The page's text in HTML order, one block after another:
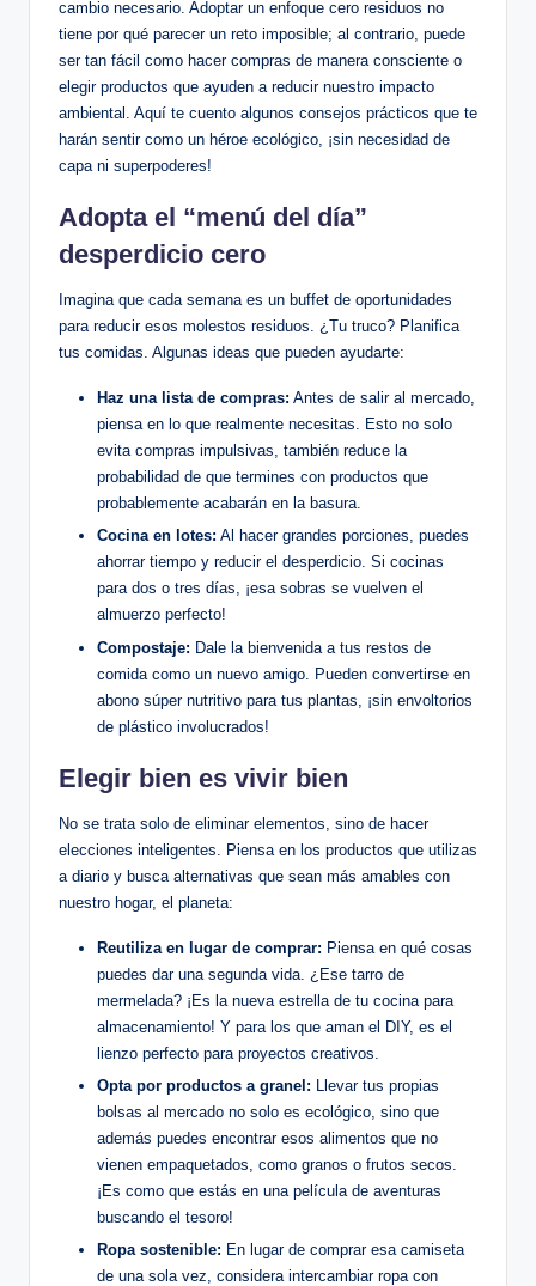
cambio necesario. Adoptar un enfoque cero residuos no
tiene por qué parecer un reto imposible; al contrario, puede
ser tan fácil como hacer compras de manera consciente o
elegir productos que ayuden a reducir nuestro impacto
ambiental. Aquí te cuento algunos consejos prácticos que te
harán sentir como un héroe ecológico, ¡sin necesidad de
capa ni superpoderes!
Adopta el “menú del día”
desperdicio cero
Imagina que cada semana es un buffet de oportunidades
para reducir esos molestos residuos. ¿Tu truco? Planifica
tus comidas. Algunas ideas que pueden ayudarte:
Haz una lista de compras: Antes de salir al mercado,
piensa en lo que realmente necesitas. Esto no solo
evita compras impulsivas, también reduce la
probabilidad de que termines con productos que
probablemente acabarán en la basura.
Cocina en lotes: Al hacer grandes porciones, puedes
ahorrar tiempo y reducir el desperdicio. Si cocinas
para dos o tres días, ¡esa sobras se vuelven el
almuerzo perfecto!
Compostaje: Dale la bienvenida a tus restos de
comida como un nuevo amigo. Pueden convertirse en
abono súper nutritivo para tus plantas, ¡sin envoltorios
de plástico involucrados!
Elegir bien es vivir bien
No se trata solo de eliminar elementos, sino de hacer
elecciones inteligentes. Piensa en los productos que utilizas
a diario y busca alternativas que sean más amables con
nuestro hogar, el planeta:
Reutiliza en lugar de comprar: Piensa en qué cosas
puedes dar una segunda vida. ¿Ese tarro de
mermelada? ¡Es la nueva estrella de tu cocina para
almacenamiento! Y para los que aman el DIY, es el
lienzo perfecto para proyectos creativos.
Opta por productos a granel: Llevar tus propias
bolsas al mercado no solo es ecológico, sino que
además puedes encontrar esos alimentos que no
vienen empaquetados, como granos o frutos secos.
¡Es como que estás en una película de aventuras
buscando el tesoro!
Ropa sostenible: En lugar de comprar esa camiseta
de una sola vez, considera intercambiar ropa con